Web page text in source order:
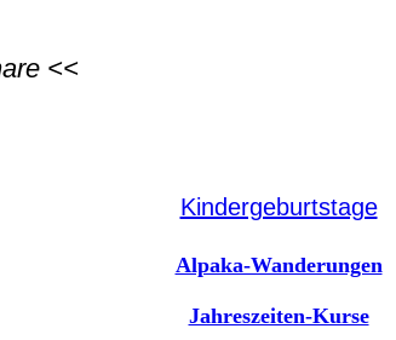
<<
Kindergeburtstage
Alpaka-Wanderungen
Jahreszeiten-Kurse